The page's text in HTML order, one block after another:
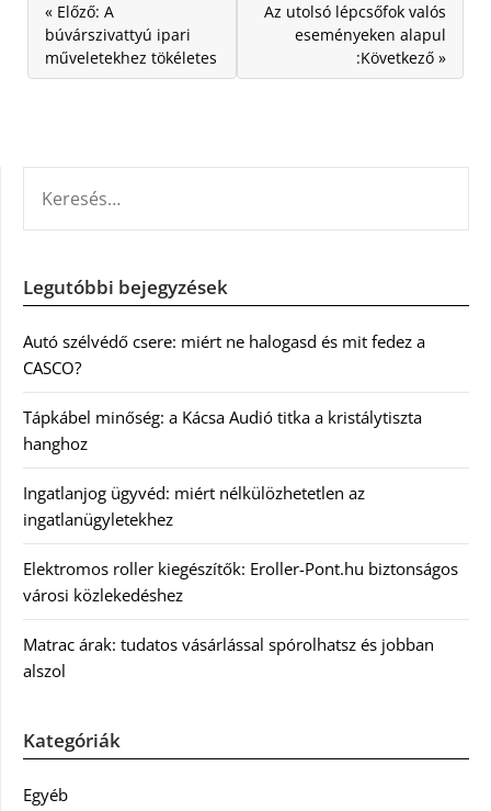
« Előző: A
búvárszivattyú ipari
műveletekhez tökéletes
Az utolsó lépcsőfok valós
eseményeken alapul
:Következő »
Legutóbbi bejegyzések
Autó szélvédő csere: miért ne halogasd és mit fedez a
CASCO?
Tápkábel minőség: a Kácsa Audió titka a kristálytiszta
hanghoz
Ingatlanjog ügyvéd: miért nélkülözhetetlen az
ingatlanügyletekhez
Elektromos roller kiegészítők: Eroller-Pont.hu biztonságos
városi közlekedéshez
Matrac árak: tudatos vásárlással spórolhatsz és jobban
alszol
Kategóriák
Egyéb